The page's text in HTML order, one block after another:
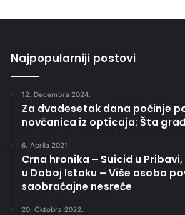
Najpopularniji postovi
12. Decembra 2024.
Za dvadesetak dana počinje
novčanica iz opticaja: Šta
6. Aprila 2021.
Crna hronika – Suicid u
u Doboj Istoku – Više osoba
saobraćajne nesreće
20. Oktobra 2022.